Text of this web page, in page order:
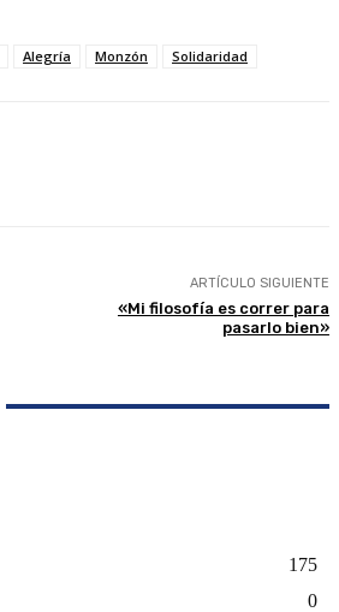
Alegría Monzón Solidaridad
ARTÍCULO SIGUIENTE
«Mi filosofía es correr para
pasarlo bien»
175
0